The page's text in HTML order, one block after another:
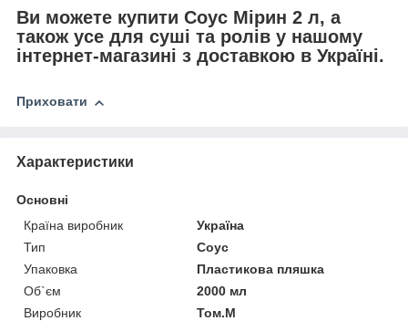
Ви можете купити Соус Мірин 2 л, а
також усе для суші та ролів у нашому
інтернет-магазині з доставкою в Україні.
Приховати
Характеристики
Основні
Країна виробник
Україна
Тип
Соус
Упаковка
Пластикова пляшка
Об`єм
2000 мл
Виробник
Том.М